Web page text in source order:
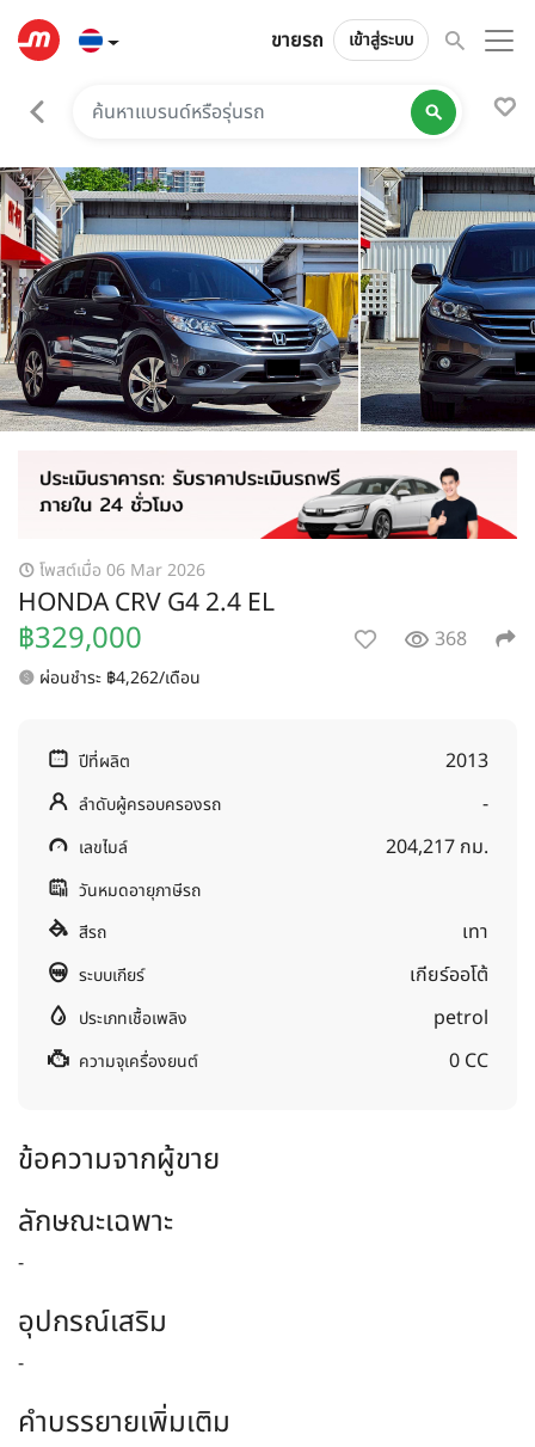
ขายรถ เข้าสู่ระบบ
โพสต์เมื่อ 06 Mar 2026
HONDA CRV G4 2.4 EL
฿329,000 368
ผ่อนชำระ ฿4,262/เดือน
ปีที่ผลิต 2013
ลำดับผู้ครอบครองรถ -
เลขไมล์ 204,217 กม.
วันหมดอายุภาษีรถ
สีรถ
เทา
ระบบเกียร์ เกียร์ออโต้
ประเภทเชื้อเพลิง petrol
ความจุเครื่องยนต์ 0 CC
ข้อความจากผู้ขาย
ลักษณะเฉพาะ
-
อุปกรณ์เสริม
-
คำบรรยายเพิ่มเติม